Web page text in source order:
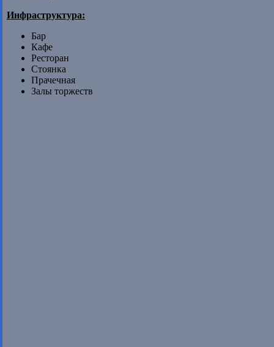
Инфраструктура:
Бар
Кафе
Ресторан
Стоянка
Прачечная
Залы торжеств